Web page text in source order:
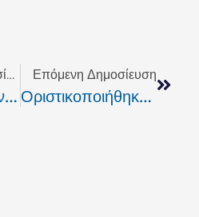
Προηγούμενη Δημοσίευση
Τέλος Στις Παράνομες Συνταγογραφήσεις Στην Κρήτη Επιθυμεί Να Δώσει Το Υπουργείο
Επόμενη Δημοσίευση
Οριστικοποιήθηκαν Οι Νέοι Περιφερειακοί Σύμβουλοι Ρεθύμνου